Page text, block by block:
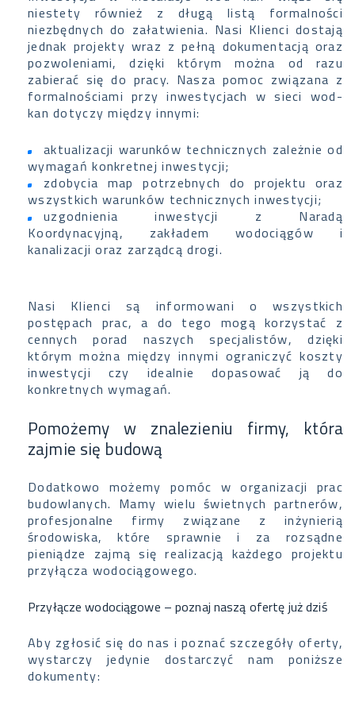
niestety również z długą listą formalności
niezbędnych do załatwienia. Nasi Klienci dostają
jednak projekty wraz z pełną dokumentacją oraz
pozwoleniami, dzięki którym można od razu
zabierać się do pracy. Nasza pomoc związana z
formalnościami przy inwestycjach w sieci wod-
kan dotyczy między innymi:
aktualizacji warunków technicznych zależnie od
wymagań konkretnej inwestycji;
zdobycia map potrzebnych do projektu oraz
wszystkich warunków technicznych inwestycji;
uzgodnienia inwestycji z Naradą
Koordynacyjną, zakładem wodociągów i
kanalizacji oraz zarządcą drogi.
Nasi Klienci są informowani o wszystkich
postępach prac, a do tego mogą korzystać z
cennych porad naszych specjalistów, dzięki
którym można między innymi ograniczyć koszty
inwestycji czy idealnie dopasować ją do
konkretnych wymagań.
Pomożemy w znalezieniu firmy, która
zajmie się budową
Dodatkowo możemy pomóc w organizacji prac
budowlanych. Mamy wielu świetnych partnerów,
profesjonalne firmy związane z inżynierią
środowiska, które sprawnie i za rozsądne
pieniądze zajmą się realizacją każdego projektu
przyłącza wodociągowego.
Przyłącze wodociągowe – poznaj naszą ofertę już dziś
Aby zgłosić się do nas i poznać szczegóły oferty,
wystarczy jedynie dostarczyć nam poniższe
dokumenty: